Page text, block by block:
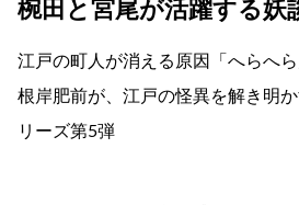
椀田と宮尾が活躍する妖
江戸の町人が消える原因「へらへ
根岸肥前が、江戸の怪異を解き明
リーズ第5弾